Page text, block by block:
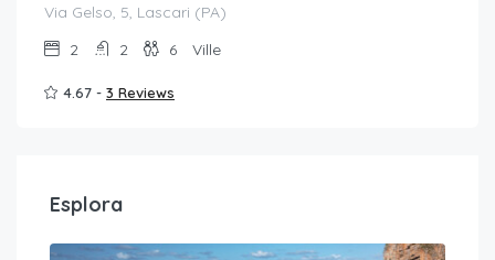
Via Gelso, 5, Lascari (PA)
2
2 6 Ville
4.67 - 3 Reviews
Esplora